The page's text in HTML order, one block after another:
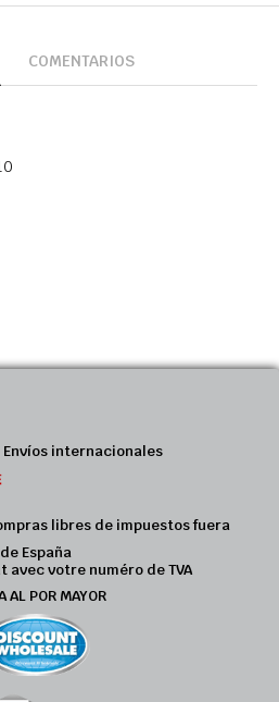
COMENTARIOS
Envíos internacionales
libres de impuestos fuera
de España
avec votre numéro de TVA
AL POR MAYOR